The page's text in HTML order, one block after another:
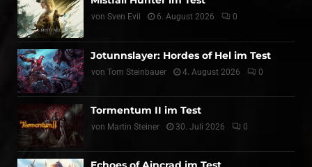
von Sven Evil 6. August 2026 0
Jotunnslayer: Hordes of Hel im Test
von Tom Steinbauer 4. August 2026 0
Tormentum II im Test
von Martin Steiner 30. Juli 2026 0